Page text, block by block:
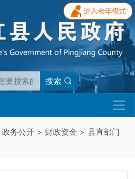
搜索
政务公开 > 财政资金 > 县直部门